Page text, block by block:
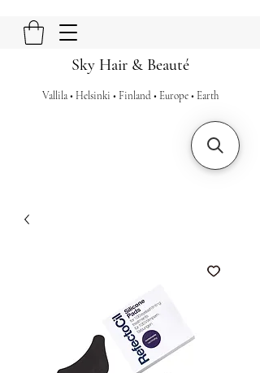
Sky Hair & Beauté
Vallila • Helsinki • Finland • Europe • Earth